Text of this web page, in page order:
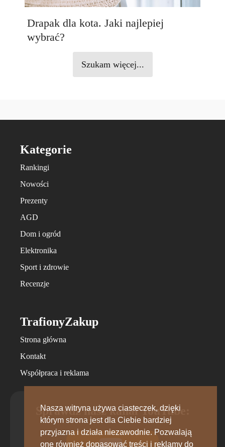
Drapak dla kota. Jaki najlepiej
wybrać?
Szukam więcej...
Kategorie
Rankingi
Nowości
Prezenty
AGD
Dom i ogród
Elektronika
Sport i zdrowie
Recenzje
TrafionyZakup
Strona główna
Kontakt
Współpraca i reklama
Sprawdź nasz kanał YouTube:
Nasza witryna używa ciasteczek, dzięki
którym strona jest dla Ciebie bardziej
przyjazna i działa niezawodnie. Pozwalają
one również dopasować treści i reklamy do